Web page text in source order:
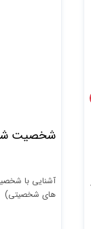
شخصیت
آشنایی با
های شخصیتی)